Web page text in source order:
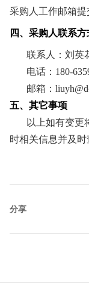
采购人工作邮箱提
四、采购人联系方
联系人：刘英
电话：180-
邮箱：
五、其它事项
以上如有变更
时相关信息并及时
分享